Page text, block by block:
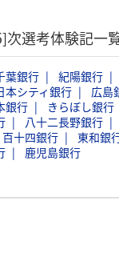
選考体験記一
葉銀行 紀陽銀行
本シティ銀行 広島
銀行 きらぼし銀行
八十二長野銀行
百十四銀行 東和銀
鹿児島銀行